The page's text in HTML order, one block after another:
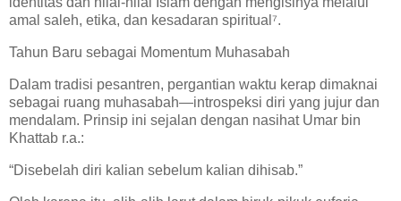
amal saleh, etika, dan kesadaran spiritual⁷.
Tahun Baru sebagai Momentum Muhasabah
Dalam tradisi pesantren, pergantian waktu kerap dimaknai
sebagai ruang muhasabah—introspeksi diri yang jujur dan
mendalam. Prinsip ini sejalan dengan nasihat Umar bin
Khattab r.a.:
“Disebelah diri kalian sebelum kalian dihisab.”